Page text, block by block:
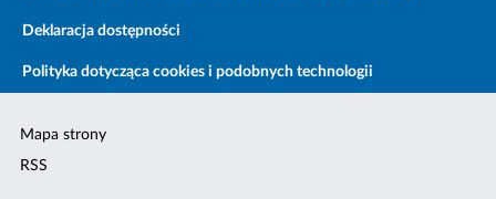
Deklaracja dostępności
Polityka dotycząca cookies i podobnych technologii
Mapa strony
RSS